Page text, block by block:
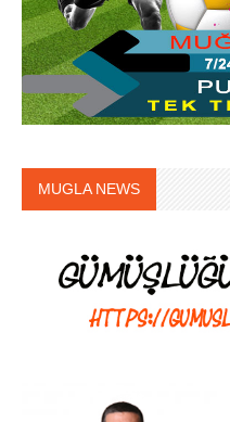
MUGLA NEWS